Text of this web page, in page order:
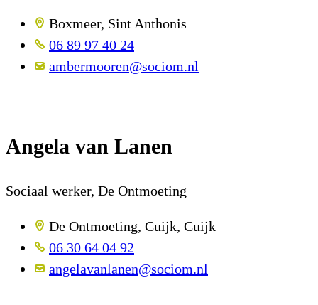
Boxmeer, Sint Anthonis
06 89 97 40 24
ambermooren@sociom.nl
Angela van Lanen
Sociaal werker, De Ontmoeting
De Ontmoeting, Cuijk, Cuijk
06 30 64 04 92
angelavanlanen@sociom.nl